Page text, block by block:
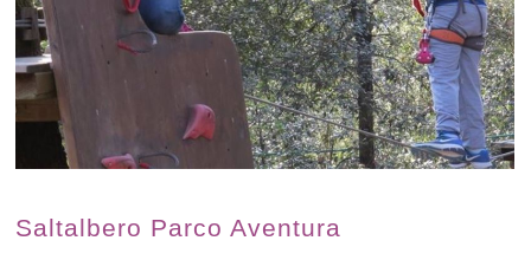
Saltalbero Parco Aventura